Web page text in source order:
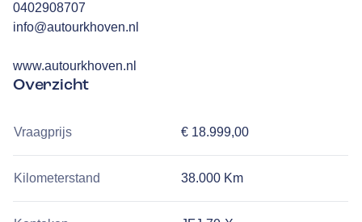
0402908707
info@autourkhoven.nl
www.autourkhoven.nl
Overzicht
Vraagprijs € 18.999,00
Kilometerstand 38.000 Km